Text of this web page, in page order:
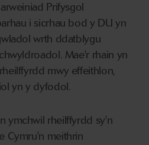
Prifysgol
i sicrhau bod y DU yn
wrth ddatblygu
Mae'r rhain yn
mwy effeithlon,
yn y dyfodol.
ymchwil rheilffyrdd sy'n
Cymru'n meithrin